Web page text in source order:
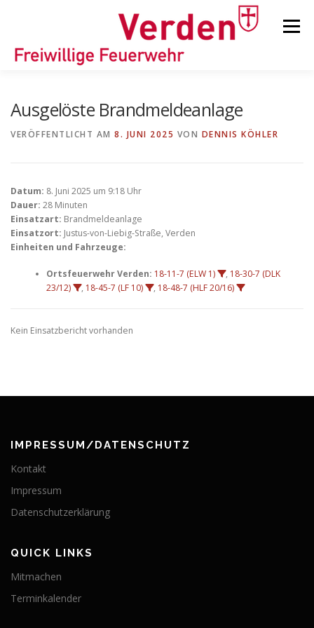
Menü
KINDER-/JUGENDFEUERWEHR
Ausgelöste Brandmeldeanlage
VERÖFFENTLICHT AM 8. JUNI 2025 VON DENNIS KÖHLER
Datum: 8. Juni 2025 um 9:18 Uhr
Dauer: 28 Minuten
Einsatzart: Brandmeldeanlage
Einsatzort: Justus-von-Liebig-Straße, Verden
Einheiten und Fahrzeuge:
Ortsfeuerwehr Verden: 18-11-7 (ELW 1) , 18-30-7 (DLK
23/12)
, 18-45-7 (LF 10) , 18-48-7 (HLF 20/16)
Kein Einsatzbericht vorhanden
IMPRESSUM/DATENSCHUTZ
Kontakt
Impressum
Datenschutzerklärung
QUICK LINKS
Mitmachen
Terminkalender